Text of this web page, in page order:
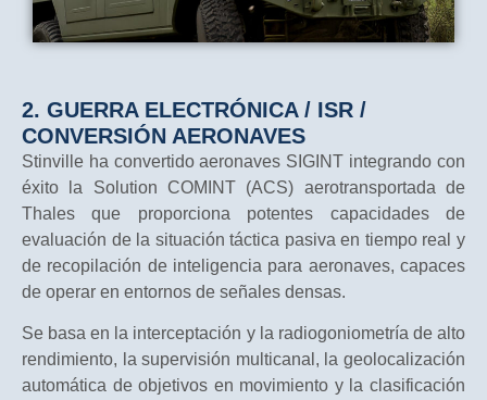
2. GUERRA ELECTRÓNICA / ISR /
CONVERSIÓN AERONAVES
Stinville ha convertido aeronaves SIGINT integrando con
éxito la Solution COMINT (ACS) aerotransportada de
Thales que proporciona potentes capacidades de
evaluación de la situación táctica pasiva en tiempo real y
de recopilación de inteligencia para aeronaves, capaces
de operar en entornos de señales densas.
Se basa en la interceptación y la radiogoniometría de alto
rendimiento, la supervisión multicanal, la geolocalización
automática de objetivos en movimiento y la clasificación